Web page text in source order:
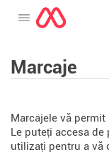
Deschide meniul
Marcaje
Marcajele vă
Le puteți accesa
utilizați pentru a vă